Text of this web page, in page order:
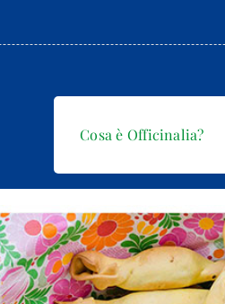
Cosa è Officinalia?